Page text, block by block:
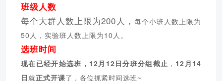
班级人数
每个大群人数上限为200人， 每个小班人数上限为
50人， 实验班人数上限为10人。
选班时间
现在已经开始选班，12月12日分班分组截止 ， 12月14
日就正式开课了，各位抓紧时间选班~